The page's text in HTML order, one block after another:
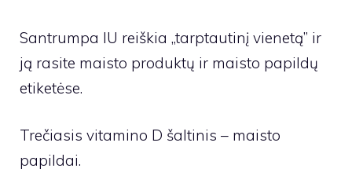
Santrumpa IU reiškia „tarptautinį vienetą” ir
ją rasite maisto produktų ir maisto papildų
etiketėse.
Trečiasis vitamino D šaltinis – maisto
papildai.